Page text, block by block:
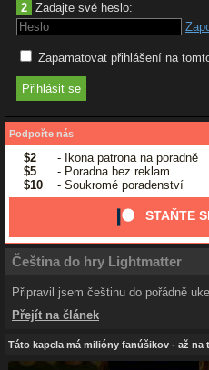
2 Zadajte své heslo:
Zapamatovat přihlášení na
Podpořte nás
$2
- Ikona patrona na poradně
$5
- Poradna bez reklam
$10
- Soukromé poradenství
STAŇTE
Čeština do hry Lightmatter
Připravil jsem češtinu do pořádně
Přejít na článek
Táto kapela má milióny fanúšikov - až na